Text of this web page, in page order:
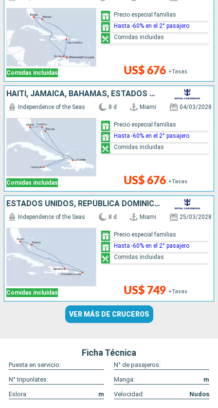
Comidas incluidas US$ 676 +Tasas
Precio especial familias
Hasta -60% en el 2° pasajero
Comidas incluidas
HAITI, JAMAICA, BAHAMAS, ESTADOS UNIDOS
Comidas incluidas
Independence of the Seas 8 d Miami 04/03/2028
US$ 676 +Tasas
Precio especial familias
Hasta -60% en el 2° pasajero
Comidas incluidas
ESTADOS UNIDOS, REPÚBLICA DOMINICANA, BAHAMAS
Comidas incluidas
Independence of the Seas 8 d Miami 25/03/2028
US$ 749 +Tasas
Precio especial familias
Hasta -60% en el 2° pasajero
Comidas incluidas
VER MÁS DE CRUCEROS
Ficha Técnica
Puesta en servicio:
N° de pasajeros:
N° tripunlates:
Manga:
m
Eslora:
m Velocidad: Nudos